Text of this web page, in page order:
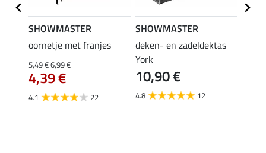
SHOWMASTER
oornetje met franjes
5,49 €6,99 €
4,39 €
4.1 22
SHOWMASTER
deken- en zadeldektas
York
10,90 €
4.8 12